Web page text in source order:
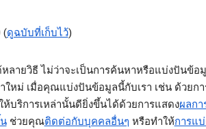
(ดูฉบับที่เก็บไว้)
ลายวิธี ไม่ว่าจะเป็นการค้นหาหรือแบ่งปันข้อ
ใหม่ เมื่อคุณแบ่งปันข้อมูลนี้กับเรา เช่น ด้วยกา
ห้บริการเหล่านั้นดียิ่งขึ้นได้ด้วยการแสดงผลกา
ช่วยคุณติดต่อกับบุคคลอื่นๆ หรือทำให้การแ